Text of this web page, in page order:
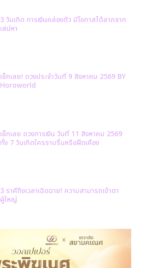
3 วันเกิด การเงินคล่องตัว มีโอกาสได้ลาภจาก
เสน่หา
เช็กเลย! ดวงประจำวันที่ 9 สิงหาคม 2569 BY
Horoworld
เช็กเลย ดวงการเงิน วันที่ 11 สิงหาคม 2569
ทั้ง 7 วันเกิดใครราบรื่นหรือฝืดเคือง
3 ราศีถึงเวลาเฉิดฉาย! ความสามารถเข้าตา
ผู้ใหญ่